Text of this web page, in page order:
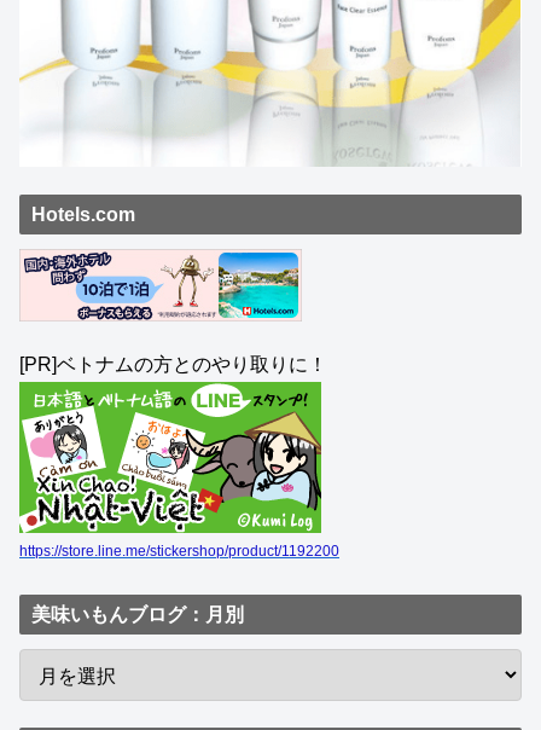
Hotels.com
[PR]ベトナムの方とのやり取りに！
https://store.line.me/stickershop/product/1192200
美味いもんブログ：月別